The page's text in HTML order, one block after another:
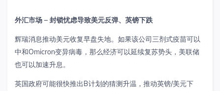
外汇市场 – 封锁忧虑导致美元反弹、英镑下跌
辉瑞消息推动美元收复早盘失地。如果该公司三剂式疫苗可以
中和Omicron变异病毒，那么经济可以延续复苏势头，美联储
也可以加速升息。
英国政府可能很快推出B计划的猜测升温，推动英镑/美元下